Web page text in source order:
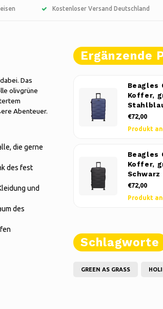
Kostenloser Versand Deutschland
Das
olivgrüne
Abenteuer.
die gerne
des fest
und
des
Ergänzende
Beagles
Koffer,
€72,00
Produkt
Beagles
Koffer,
Schwarz
€72,00
Produkt
Schlagworte
GREEN AS GRASS